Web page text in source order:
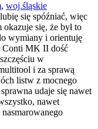
, woj.śląskie
się spóźniać, więc
się, że był to
wymiany i orientuję
Conti MK II dość
w
i za sprawą
listw z mocnego
udaje się nawet
nawet